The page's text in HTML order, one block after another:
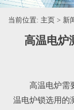
当前位置: 主页 > 新
高温电炉
高温电炉需
温电炉锁选用的